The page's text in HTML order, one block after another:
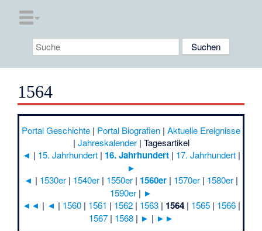
1564
Portal Geschichte | Portal Biografien | Aktuelle Ereignisse
| Jahreskalender| Tagesartikel
◄ | 15. Jahrhundert| 16. Jahrhundert| 17. Jahrhundert|
►
◄ | 1530er | 1540er | 1550er | 1560er | 1570er | 1580er |
1590er | ►
◄◄ | ◄ | 1560| 1561 | 1562| 1563| 1564| 1565| 1566|
1567| 1568| ► | ►►